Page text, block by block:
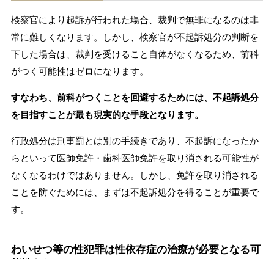
検察官により起訴が行われた場合、裁判で無罪になるのは非
常に難しくなります。しかし、検察官が不起訴処分の判断を
下した場合は、裁判を受けること自体がなくなるため、前科
がつく可能性はゼロになります。
すなわち、前科がつくことを回避するためには、不起訴処分
を目指すことが最も現実的な手段となります。
行政処分は刑事罰とは別の手続きであり、不起訴になったか
らといって医師免許・歯科医師免許を取り消される可能性が
なくなるわけではありません。しかし、免許を取り消される
ことを防ぐためには、まずは不起訴処分を得ることが重要で
す。
わいせつ等の性犯罪は性依存症の治療が必要となる可